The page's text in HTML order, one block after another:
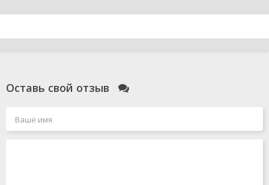
Оставь свой отзыв